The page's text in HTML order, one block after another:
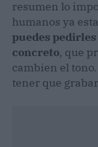
resumen lo
humanos ya
puedes
concreto, que
cambien el
tener que